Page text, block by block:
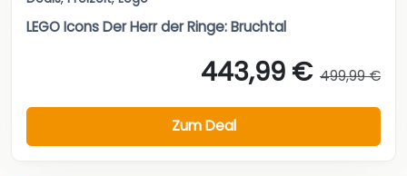
LEGO Icons Der Herr der Ringe: Bruchtal
443,99 € 499,99 €
Zum Deal